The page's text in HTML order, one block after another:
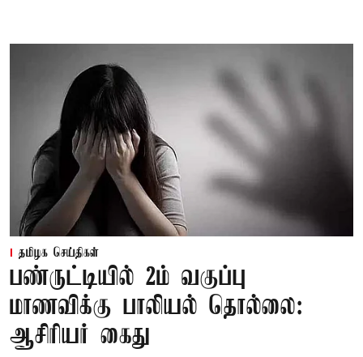
தமிழக செய்திகள்
பண்ருட்டியில் 2ம் வகுப்பு
மாணவிக்கு பாலியல் தொல்லை:
ஆசிரியர் கைது